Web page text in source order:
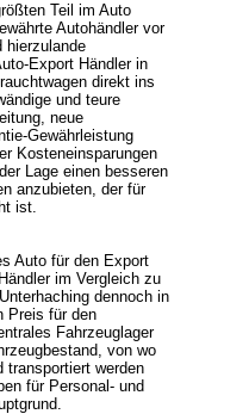
Teil im Auto
Autohändler vor
hierzulande
Export Händlerin
direkt ins
und teure
neue
Gewährleistung
Kosteneinsparungen
Lage einen besseren
anzubieten, der für
ist.
Auto für den Export
im Vergleich zu
dennoch in
Preis für den
Fahrzeuglager
von wo
transportiert werden
für Personal- und